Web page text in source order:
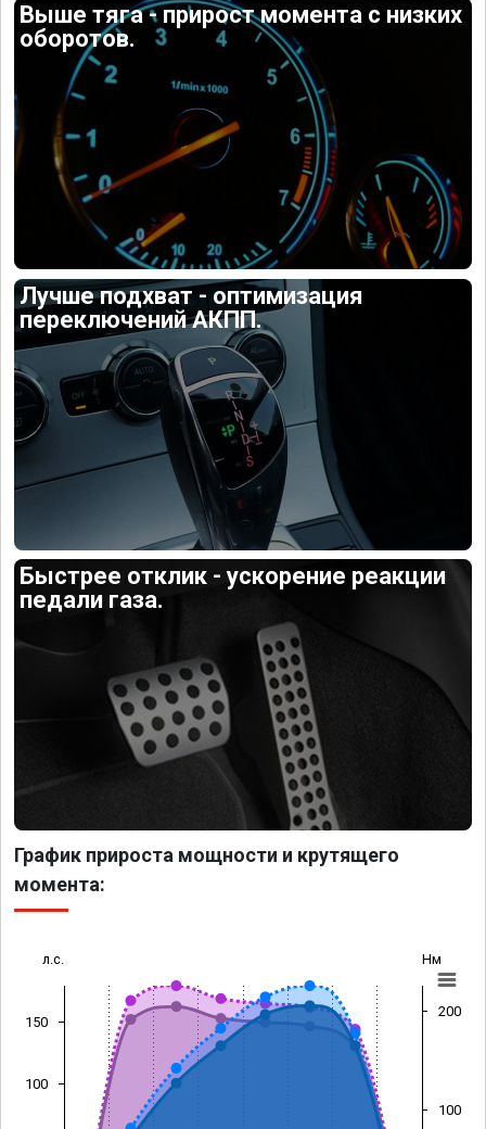
Выше тяга - прирост момента с низких
оборотов.
Лучше подхват - оптимизация
переключений АКПП.
Быстрее отклик - ускорение реакции
педали газа.
График прироста мощности и крутящего
момента:
л.с. Нм
100
150
100
200